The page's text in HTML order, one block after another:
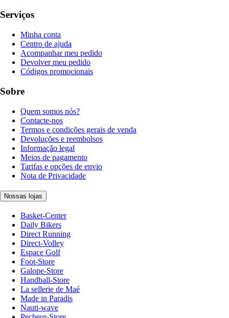
Serviços
Minha conta
Centro de ajuda
Acompanhar meu pedido
Devolver meu pedido
Códigos promocionais
Sobre
Quem somos nós?
Contacte-nos
Termos e condições gerais de venda
Devoluções e reembolsos
Informação legal
Meios de pagamento
Tarifas e opções de envio
Nota de Privacidade
Nossas lojas
Basket-Center
Daily Bikers
Direct Running
Direct-Volley
Espace Golf
Foot-Store
Galope-Store
Handball-Store
La sellerie de Maé
Made in Paradis
Nauti-wave